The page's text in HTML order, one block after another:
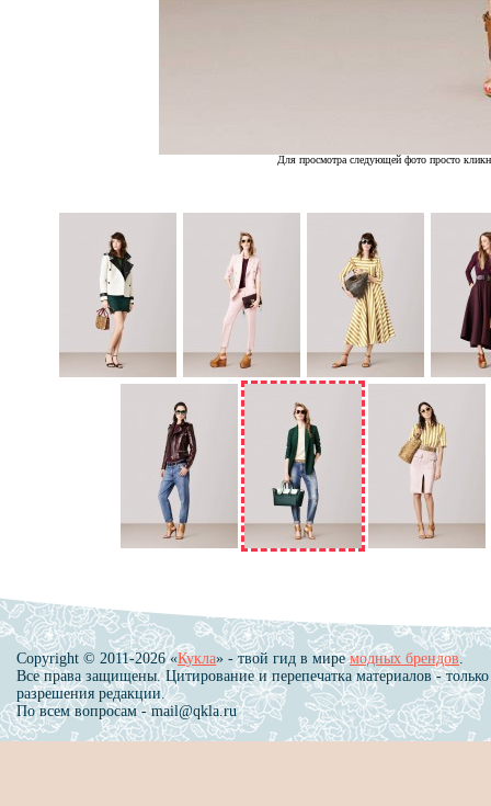
Для просмотра следующей фото просто
Copyright © 2011-2026 «Кукла» - твой гид в миремодных брендов.
Все права защищены. Цитирование и перепечатка материалов - только
разрешения редакции.
По всем вопросам - mail@qkla.ru